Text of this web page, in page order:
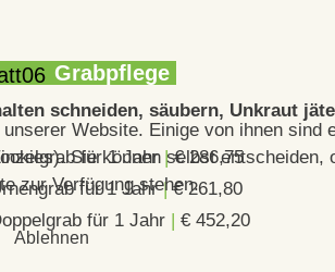
Grabpflege
schneiden, säubern, Unkraut
für 1 Jahr |€ 286,75
für 1 Jahr|€ 261,80
für 1 Jahr | € 452,20
Website. Einige von ihnen
Sie können selbst
zur Verfügung stehen.
Ablehnen